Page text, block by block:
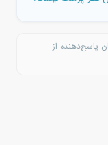
پاسخ‌دهنده از